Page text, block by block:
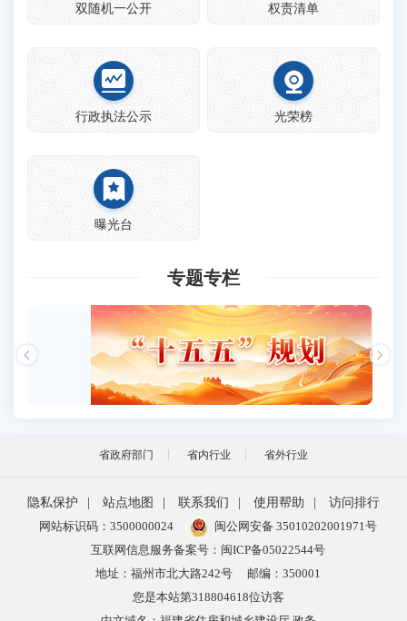
双随机一公开 权责清单
行政执法公示 光荣榜
曝光台
专题专栏
省政府部门 省内行业 省外行业
隐私保护 站点地图 联系我们 使用帮助
访问排行
网站标识码：3500000024
闽公网安备 35010202001971号
互联网信息服务备案号：闽ICP备05022544号
地址：福州市北大路242号
邮编：350001
您是本站第318804618位访客